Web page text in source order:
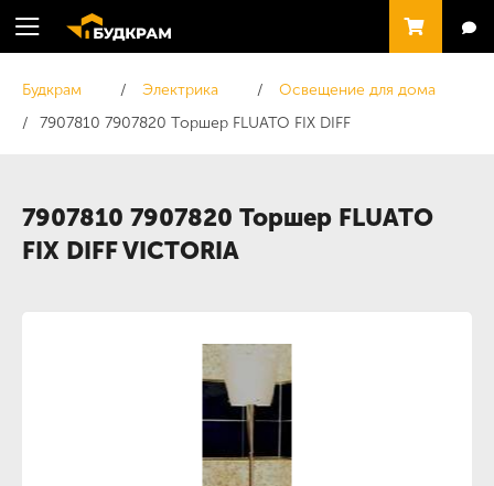
Будкрам Электрика
Освещение для дома
7907810 7907820 Торшер FLUATO FIX DIFF
7907810 7907820 Торшер FLUATO
FIX DIFF VICTORIA